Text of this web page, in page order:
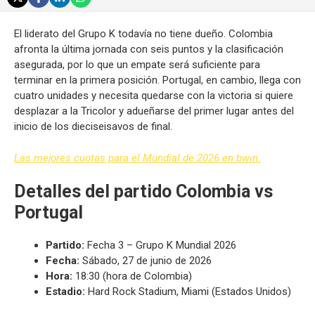
El liderato del Grupo K todavía no tiene dueño. Colombia
afronta la última jornada con seis puntos y la clasificación
asegurada, por lo que un empate será suficiente para
terminar en la primera posición. Portugal, en cambio, llega con
cuatro unidades y necesita quedarse con la victoria si quiere
desplazar a la Tricolor y adueñarse del primer lugar antes del
inicio de los dieciseisavos de final.
Las mejores cuotas para el Mundial de 2026 en bwin.
Detalles del partido Colombia vs
Portugal
Partido: Fecha 3 – Grupo K Mundial 2026
Fecha: Sábado, 27 de junio de 2026
Hora: 18:30 (hora de Colombia)
Estadio: Hard Rock Stadium, Miami (Estados Unidos)